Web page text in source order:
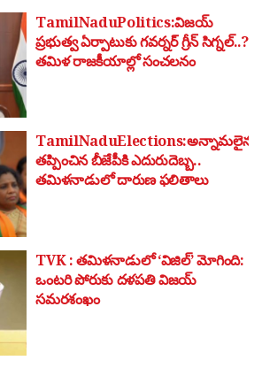
TamilNaduPolitics:విజయ్
ప్రభుత్వ ఏర్పాటుకు గవర్నర్ గ్రీన్ సిగ్నల్..?
తమిళ రాజకీయాల్లో సంచలనం
TamilNaduElections:అన్నామలైను
తప్పించిన బీజేపీకి ఎదురుదెబ్బ..
తమిళనాడులో దారుణ ఫలితాలు
TVK : తమిళనాడులో ‘విజిల్’ మోగింది:
ఒంటరి పోరుకు దళపతి విజయ్
సమరశంఖం